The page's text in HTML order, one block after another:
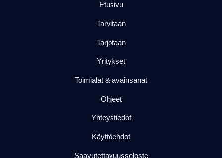
Etusivu
Tarvitaan
Tarjotaan
Yritykset
Toimialat & avainsanat
Ohjeet
Yhteystiedot
Käyttöehdot
Saavutettavuusseloste